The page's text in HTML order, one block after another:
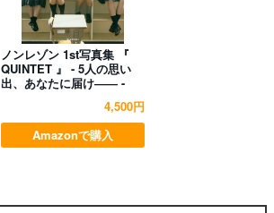
ノンレゾン 1st写真集 『
QUINTET 』 - 5人の思い
出、あなたに届け―― -
4,500円
Amazonで購入